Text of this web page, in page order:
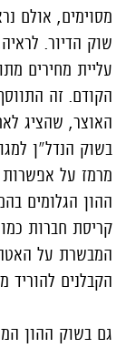
מסוימים, אולם
שוק הדיור.
עליית מחירים
הקודם. זה
האוצר, שהציג
בשוק הנדל"ן
מרמז על אפשרות
ההון הגלומים
קריסת חברות
המבשרת על
הקבלנים להוריד
גם בשוק ההון